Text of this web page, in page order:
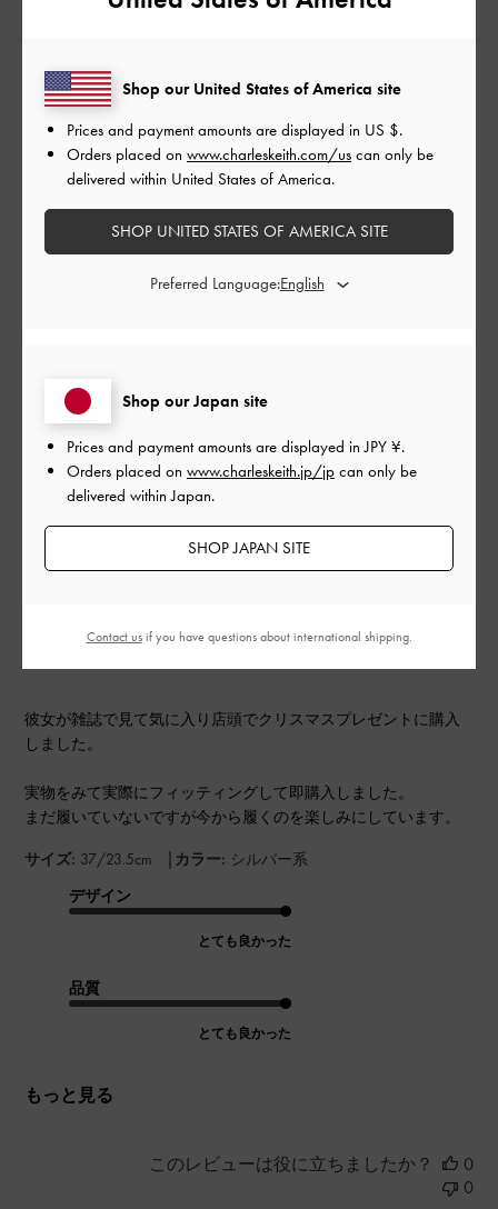
少しかかと部分が浮いて歩きにくい時もありますが、満足して
います。
サイズ: 37/23.5cm |カラー: パープル系
とても良かった
もっと見る
このレビューは役に立ちましたか？
ご利用者様
プレゼントに…
彼女が雑誌で見て気に入り店頭でクリスマスプレゼントに購入
しました。
実物をみて実際にフィッティングして即購入しました。
まだ履いていないですが今から履くのを楽しみにしています。
サイズ: 37/23.5cm | カラー: シルバー系
デザイン
とても良かった
品質
とても良かった
もっと見る
2024-01-08
このレビューは役に立ちましたか？
0
0
Shop our Japan site
Prices and payment amounts are displayed inJPY ¥.
Orders placed on www.charleskeith.jp/jp can only be
delivered within Japan.
SHOP JAPAN SITE
Shop our United States of America site
Prices and payment amounts are displayed in US $.
Orders placed on www.charleskeith.com/us can only be
delivered within United States of America.
SHOP UNITED STATES OF AMERICA SITE
Preferred Language:
Contact usif you have questions about international shipping.